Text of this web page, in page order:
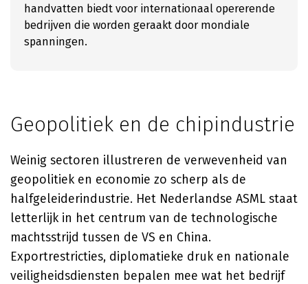
handvatten biedt voor internationaal opererende
bedrijven die worden geraakt door mondiale
spanningen.
Geopolitiek en de chipindustrie
Weinig sectoren illustreren de verwevenheid van
geopolitiek en economie zo scherp als de
halfgeleiderindustrie. Het Nederlandse ASML staat
letterlijk in het centrum van de technologische
machtsstrijd tussen de VS en China.
Exportrestricties, diplomatieke druk en nationale
veiligheidsdiensten bepalen mee wat het bedrijf